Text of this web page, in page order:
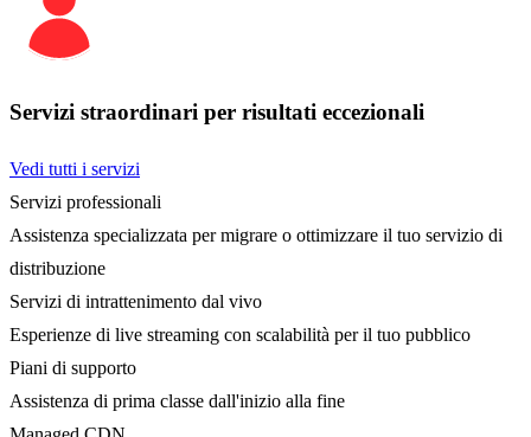
Servizi straordinari per risultati eccezionali
Vedi tutti i servizi
Servizi professionali
Assistenza specializzata per migrare o ottimizzare il tuo servizio di
distribuzione
Servizi di intrattenimento dal vivo
Esperienze di live streaming con scalabilità per il tuo pubblico
Piani di supporto
Assistenza di prima classe dall'inizio alla fine